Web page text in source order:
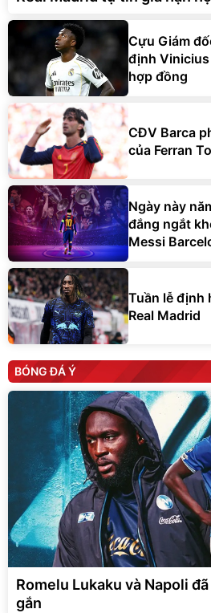
Cựu Giám
định
hợp đồng
CĐV Barca
của Ferran
Ngày này
đắng ngắt
Messi
Tuần lễ định
Real Madrid
BÓNG ĐÁ Ý
Romelu Lukaku và Napoli
gắn